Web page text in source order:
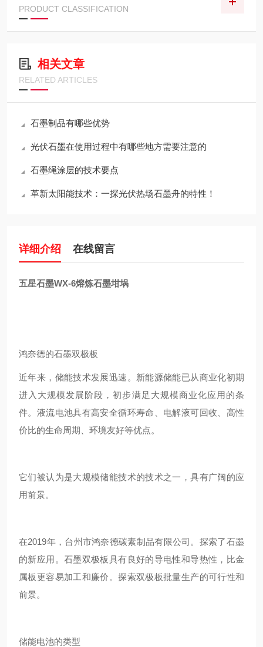
PRODUCT CLASSIFICATION
相关文章
RELATED ARTICLES
石墨制品有哪些优势
光伏石墨在使用过程中有哪些地方需要注意的
石墨绳涂层的技术要点
革新太阳能技术：一探光伏热场石墨舟的特性！
详细介绍 在线留言
五星石墨WX-6熔炼石墨坩埚
鸿奈德的石墨双极板
近年来，储能技术发展迅速。新能源储能已从商业化初期
进入大规模发展阶段，初步满足大规模商业化应用的条
件。液流电池具有高安全循环寿命、电解液可回收、高性
价比的生命周期、环境友好等优点。
它们被认为是大规模储能技术的技术之一，具有广阔的应
用前景。
在2019年，台州市鸿奈德碳素制品有限公司。探索了石墨
的新应用。石墨双极板具有良好的导电性和导热性，比金
属板更容易加工和廉价。探索双极板批量生产的可行性和
前景。
储能电池的类型